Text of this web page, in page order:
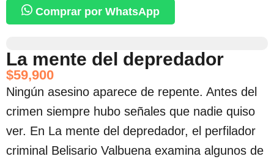
Comprar por WhatsApp
La mente del depredador
$59,900
Ningún asesino aparece de repente. Antes del
crimen siempre hubo señales que nadie quiso
ver. En La mente del depredador, el perfilador
criminal Belisario Valbuena examina algunos de